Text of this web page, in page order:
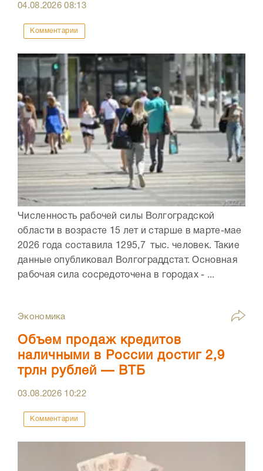
04.08.202608:13
Комментарии
Численность рабочей силы Волгоградской
области в возрасте 15 лет и старше в марте-мае
2026 года составила 1295,7 тыс. человек. Такие
данные опубликовал Волгограддстат. Основная
рабочая сила сосредоточена в городах - ...
Экономика
Объем продаж кредитов
наличными в России достиг 2,9
трлн рублей — ВТБ
03.08.2026 10:22
Комментарии